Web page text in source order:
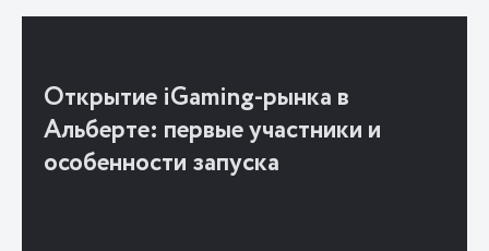
Открытие iGaming-рынка в
Альберте: первые участники и
особенности запуска